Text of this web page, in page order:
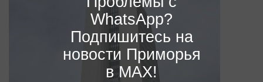
WhatsApp?
Подпишитесь на
новости Приморья
в MAX!